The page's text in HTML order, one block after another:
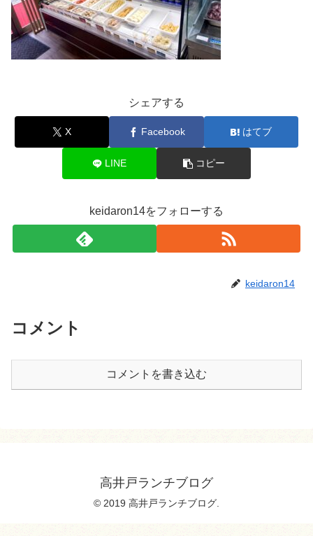
シェアする
X Facebook はてブ
LINE コピー
keidaron14をフォローする
keidaron14
コメント
コメントを書き込む
高井戸ランチブログ
© 2019 高井戸ランチブログ.